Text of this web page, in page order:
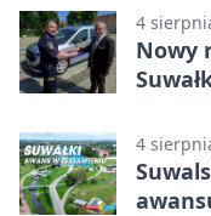
4
Nowy
4